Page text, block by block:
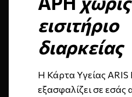
εισιτήριο
διαρκείας
Η Κάρτα Υγείας ARIS
εξασφαλίζει σε εσάς